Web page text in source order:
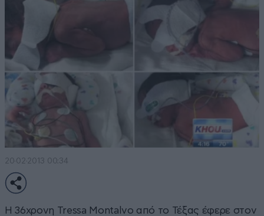
20·02·2013 00:34
Η 36χρονη Tressa Montalvo από το Τέξας έφερε στον